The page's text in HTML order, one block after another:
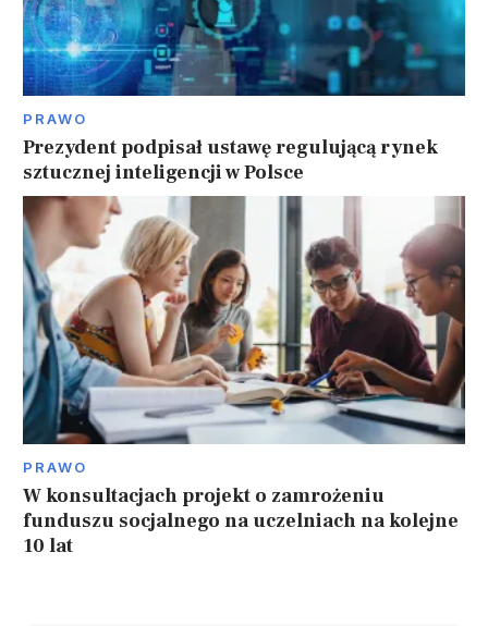
PRAWO
Prezydent podpisał ustawę regulującą rynek
sztucznej inteligencji w Polsce
PRAWO
W konsultacjach projekt o zamrożeniu
funduszu socjalnego na uczelniach na kolejne
10 lat